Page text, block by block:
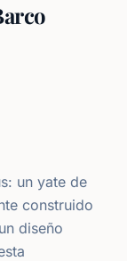
un yate de
construido
diseño